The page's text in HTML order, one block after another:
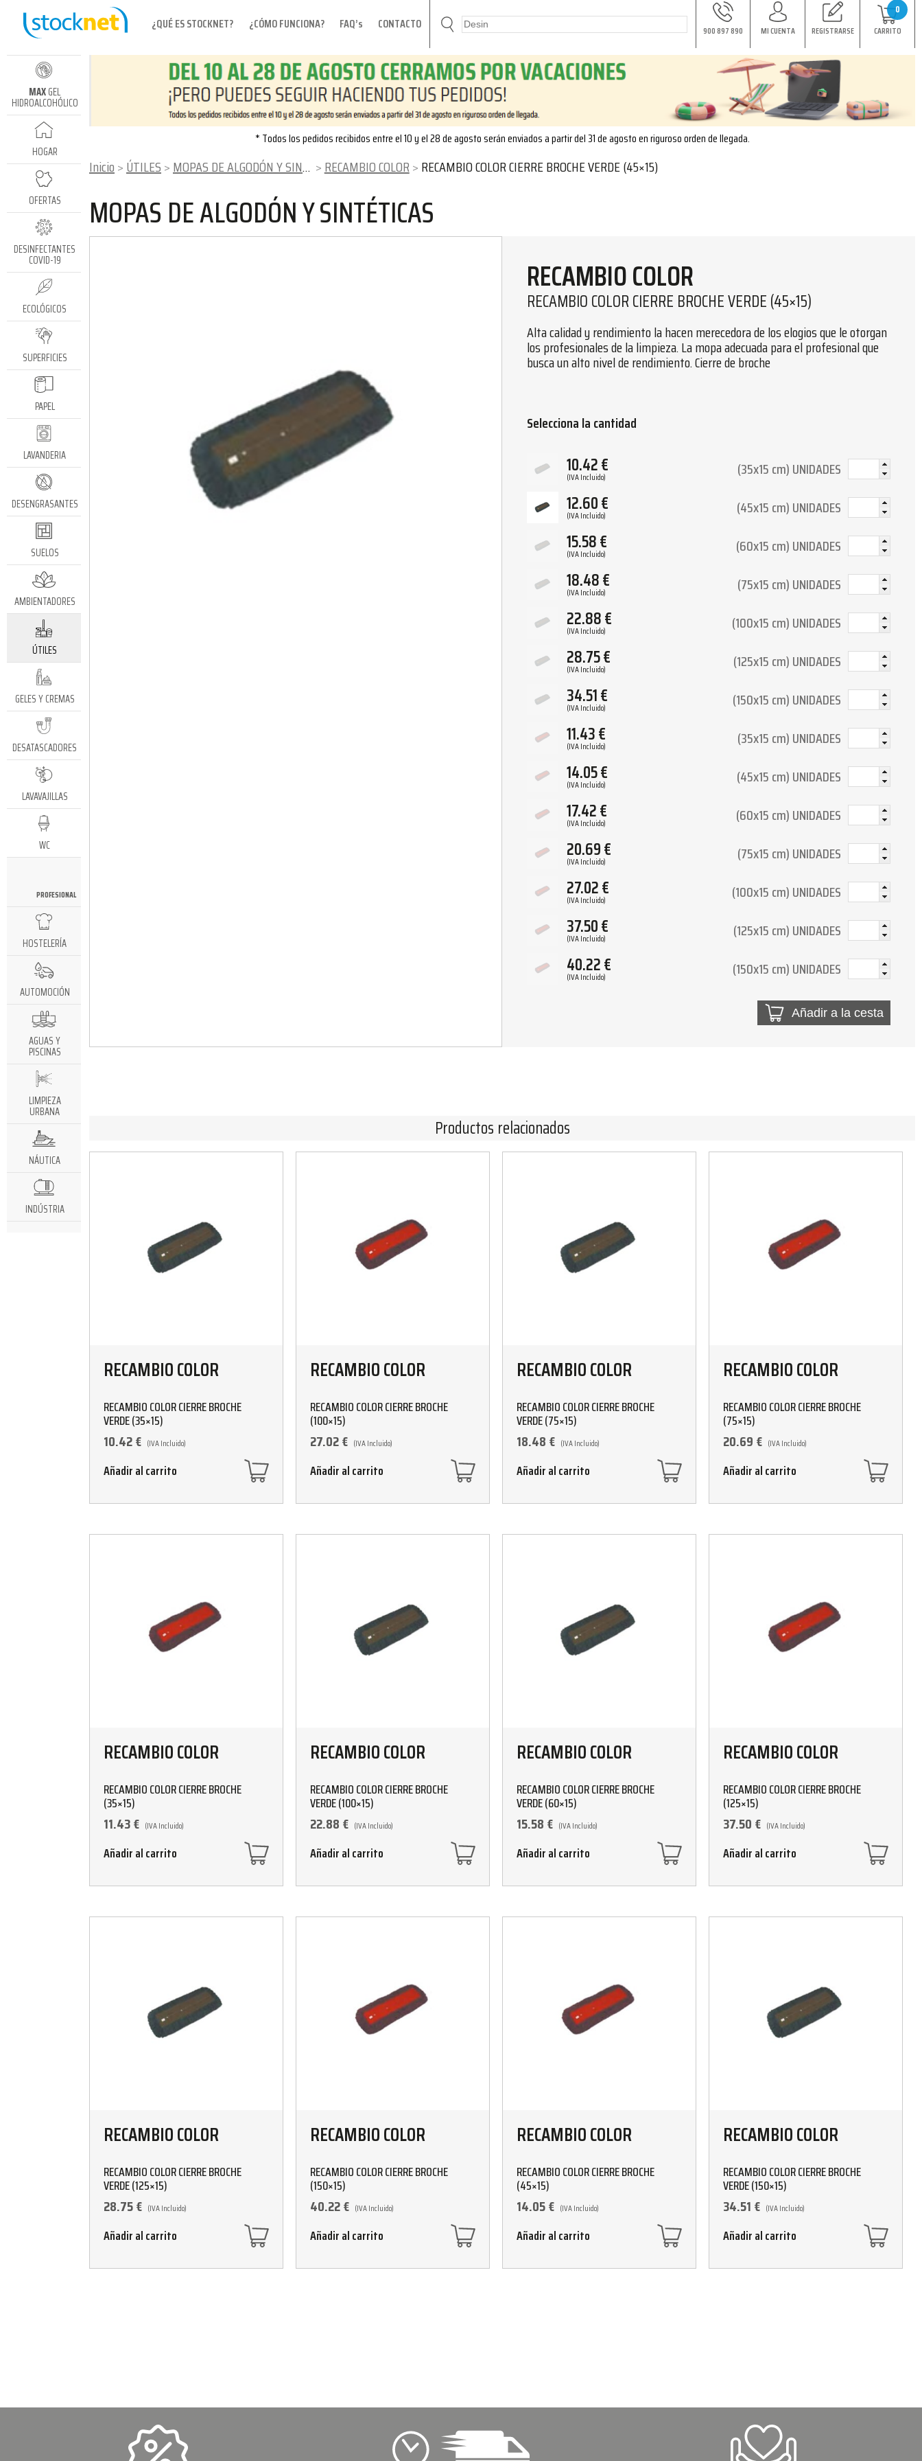
¿QUÉ ES STOCKNET? ¿CÓMO FUNCIONA? FAQ’s CONTACTO 900 897 890 MI CUENTA REGISTRARSE
0
CARRITO
MAXGEL
HIDROALCOHÓLICO
HOGAR
OFERTAS
DESINFECTANTES
COVID-19
ECOLÓGICOS
SUPERFICIES
PAPEL
LAVANDERIA
DESENGRASANTES
SUELOS
AMBIENTADORES
ÚTILES
GELES Y CREMAS
DESATASCADORES
LAVAVAJILLAS
WC
PROFESIONAL
HOSTELERÍA
AUTOMOCIÓN
AGUAS Y
PISCINAS
LIMPIEZA
URBANA
NÁUTICA
INDÚSTRIA
* Todos los pedidos recibidos entre el 10 y el 28 de agosto serán enviados a partir del 31 de agosto en riguroso orden de llegada.
Inicio ÚTILES MOPAS DE ALGODÓN Y SINTÉTICAS RECAMBIO COLOR RECAMBIO COLOR CIERRE BROCHE VERDE (45×15)
MOPAS DE ALGODÓN Y SINTÉTICAS
RECAMBIO COLOR
RECAMBIO COLOR CIERRE BROCHE VERDE (45×15)
Alta calidad y rendimiento la hacen merecedora de los elogios que le otorgan
los profesionales de la limpieza. La mopa adecuada para el profesional que
busca un alto nivel de rendimiento. Cierre de broche
Selecciona la cantidad
10.42€
(IVA Incluido) (35x15 cm) UNIDADES
12.60€
(IVA Incluido) (45x15 cm) UNIDADES
15.58€
(IVA Incluido) (60x15 cm) UNIDADES
18.48€
(IVA Incluido) (75x15 cm) UNIDADES
22.88€
(IVA Incluido) (100x15 cm) UNIDADES
28.75€
(IVA Incluido) (125x15 cm) UNIDADES
34.51€
(IVA Incluido) (150x15 cm) UNIDADES
11.43€
(IVA Incluido) (35x15 cm) UNIDADES
14.05€
(IVA Incluido) (45x15 cm) UNIDADES
17.42€
(IVA Incluido) (60x15 cm) UNIDADES
20.69€
(IVA Incluido) (75x15 cm) UNIDADES
27.02€
(IVA Incluido) (100x15 cm) UNIDADES
37.50€
(IVA Incluido) (125x15 cm) UNIDADES
40.22€
(IVA Incluido) (150x15 cm) UNIDADES
Añadir a la cesta
Productos relacionados
RECAMBIO COLOR
RECAMBIO COLOR CIERRE BROCHE
VERDE (35×15)
10.42€ (IVA Incluido)
Añadir al carrito
RECAMBIO COLOR
RECAMBIO COLOR CIERRE BROCHE
(100×15)
27.02€ (IVA Incluido)
Añadir al carrito
RECAMBIO COLOR
RECAMBIO COLOR CIERRE BROCHE
VERDE (75×15)
18.48€ (IVA Incluido)
Añadir al carrito
RECAMBIO COLOR
RECAMBIO COLOR CIERRE BROCHE
(75×15)
20.69€ (IVA Incluido)
Añadir al carrito
RECAMBIO COLOR
RECAMBIO COLOR CIERRE BROCHE
(35×15)
11.43€ (IVA Incluido)
Añadir al carrito
RECAMBIO COLOR
RECAMBIO COLOR CIERRE BROCHE
VERDE (100×15)
22.88€ (IVA Incluido)
Añadir al carrito
RECAMBIO COLOR
RECAMBIO COLOR CIERRE BROCHE
VERDE (60×15)
15.58€ (IVA Incluido)
Añadir al carrito
RECAMBIO COLOR
RECAMBIO COLOR CIERRE BROCHE
(125×15)
37.50€ (IVA Incluido)
Añadir al carrito
RECAMBIO COLOR
RECAMBIO COLOR CIERRE BROCHE
VERDE (125×15)
28.75€ (IVA Incluido)
Añadir al carrito
RECAMBIO COLOR
RECAMBIO COLOR CIERRE BROCHE
(150×15)
40.22€ (IVA Incluido)
Añadir al carrito
RECAMBIO COLOR
RECAMBIO COLOR CIERRE BROCHE
(45×15)
14.05€ (IVA Incluido)
Añadir al carrito
RECAMBIO COLOR
RECAMBIO COLOR CIERRE BROCHE
VERDE (150×15)
34.51€ (IVA Incluido)
Añadir al carrito